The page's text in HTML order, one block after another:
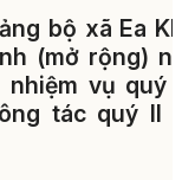
bộ xã Ea
(mở rộng)
vụ quý
tác quý II